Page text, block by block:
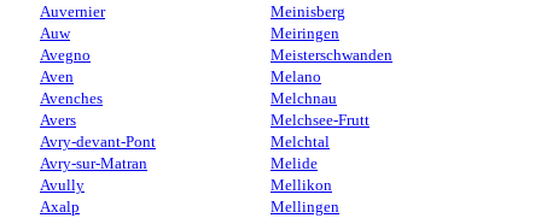
Auvernier
Auw
Avegno
Aven
Avenches
Avers
Avry-devant-Pont
Avry-sur-Matran
Avully
Axalp
Meinisberg
Meiringen
Meisterschwanden
Melano
Melchnau
Melchsee-Frutt
Melchtal
Melide
Mellikon
Mellingen